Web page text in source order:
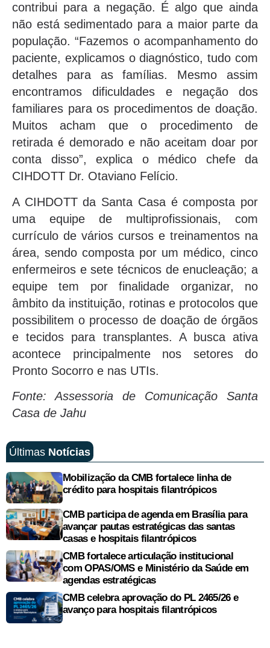
contribui para a negação. É algo que ainda
não está sedimentado para a maior parte da
população. “Fazemos o acompanhamento do
paciente, explicamos o diagnóstico, tudo com
detalhes para as famílias. Mesmo assim
encontramos dificuldades e negação dos
familiares para os procedimentos de doação.
Muitos acham que o procedimento de
retirada é demorado e não aceitam doar por
conta disso”, explica o médico chefe da
CIHDOTT Dr. Otaviano Felício.
A CIHDOTT da Santa Casa é composta por
uma equipe de multiprofissionais, com
currículo de vários cursos e treinamentos na
área, sendo composta por um médico, cinco
enfermeiros e sete técnicos de enucleação; a
equipe tem por finalidade organizar, no
âmbito da instituição, rotinas e protocolos que
possibilitem o processo de doação de órgãos
e tecidos para transplantes. A busca ativa
acontece principalmente nos setores do
Pronto Socorro e nas UTIs.
Fonte: Assessoria de Comunicação Santa
Casa de Jahu
Últimas Notícias
Mobilização da CMB fortalece linha de
crédito para hospitais filantrópicos
CMB participa de agenda em Brasília para
avançar pautas estratégicas das santas
casas e hospitais filantrópicos
CMB fortalece articulação institucional
com OPAS/OMS e Ministério da Saúde em
agendas estratégicas
CMB celebra aprovação do PL 2465/26 e
avanço para hospitais filantrópicos